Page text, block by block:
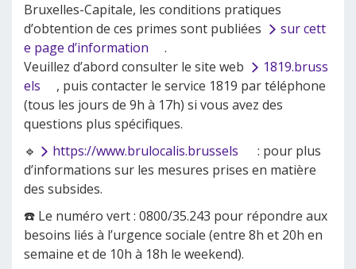
Bruxelles-Capitale, les conditions pratiques
d’obtention de ces primes sont publiées
sur cett
e page d’information
.
Veuillez d’abord consulter le site web
1819.bruss
els
, puis contacter le service 1819 par téléphone
(tous les jours de 9h à 17h) si vous avez des
questions plus spécifiques.
🔹
https://www.brulocalis.brussels
: pour plus
d’informations sur les mesures prises en matière
des subsides.
☎️ Le numéro vert : 0800/35.243 pour répondre aux
besoins liés à l’urgence sociale (entre 8h et 20h en
semaine et de 10h à 18h le weekend).